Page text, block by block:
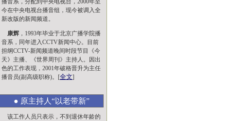
播音系，分配到中央电视台，2000年至
今在中央电视台播音组，现今被调入全
新改版的新闻频道。
康辉 ，1993年毕业于北京广播学院播
音系，同年进入CCTV新闻中心。目前
担纲CCTV-新闻频道晚间时段节目《今
天》主播、《世界周刊》主持人。因出
色的工作表现，2001年破格晋升为主任
播音员(副高级职称)。[全文]
● 原主持人“以老带新”
该工作人员只表示，不到退休年龄的